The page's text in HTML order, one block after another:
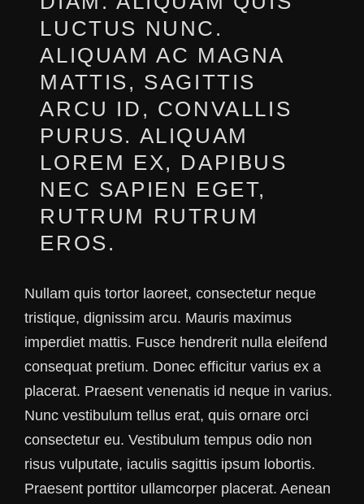
LUCTUS NUNC.
ALIQUAM AC MAGNA
MATTIS, SAGITTIS
ARCU ID, CONVALLIS
PURUS. ALIQUAM
LOREM EX, DAPIBUS
NEC SAPIEN EGET,
RUTRUM RUTRUM
EROS.
Nullam quis tortor laoreet, consectetur neque
tristique, dignissim arcu. Mauris maximus
imperdiet mattis. Fusce hendrerit nulla eleifend
consequat pretium. Donec efficitur varius ex a
placerat. Praesent venenatis id neque in varius.
Nunc vestibulum tellus erat, quis ornare orci
consectetur eu. Vestibulum tempus odio non
risus vulputate, iaculis sagittis ipsum lobortis.
Praesent porttitor ullamcorper placerat. Aenean